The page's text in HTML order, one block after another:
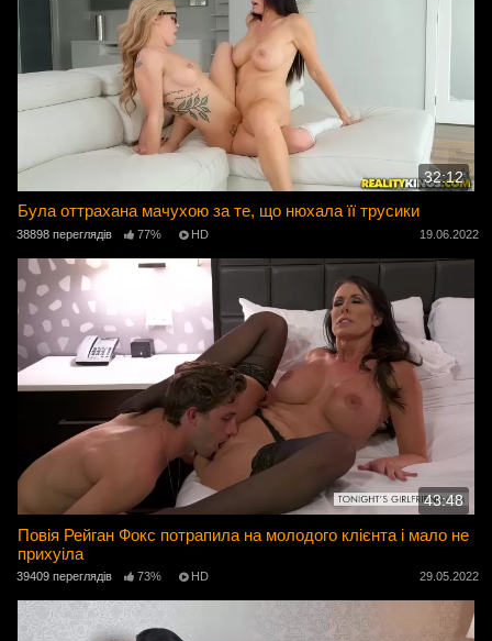
32:12
Була оттрахана мачухою за те, що нюхала її трусики
38898 переглядів 77% HD 19.06.2022
43:48
Повія Рейган Фокс потрапила на молодого клієнта і мало не
прихуіла
39409 переглядів 73% HD 29.05.2022